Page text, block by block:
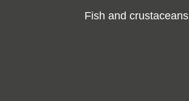
Fish and crustaceans